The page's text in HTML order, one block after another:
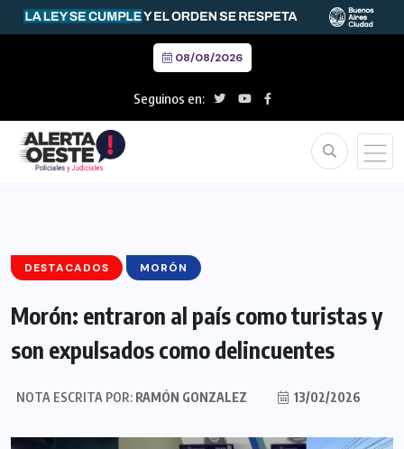
08/08/2026
Seguinos en:
DESTACADOS MORÓN
Morón: entraron al país como turistas y
son expulsados como delincuentes
NOTA ESCRITA POR: RAMÓN GONZALEZ 13/02/2026